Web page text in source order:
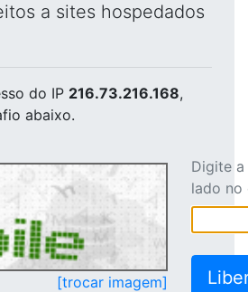
a sites hospedados
do IP 216.73.216.168,
abaixo.
[trocar imagem]
Digite
lado no